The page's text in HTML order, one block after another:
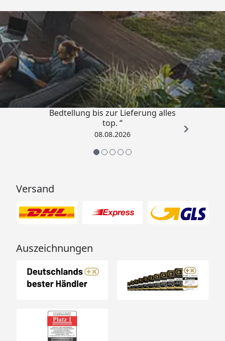
Trusted Shops
4,81/ 5
„Von der Beschreigung über die
Bedtellung bis zur Lieferung alles
top. “
08.08.2026
Versand
Auszeichnungen